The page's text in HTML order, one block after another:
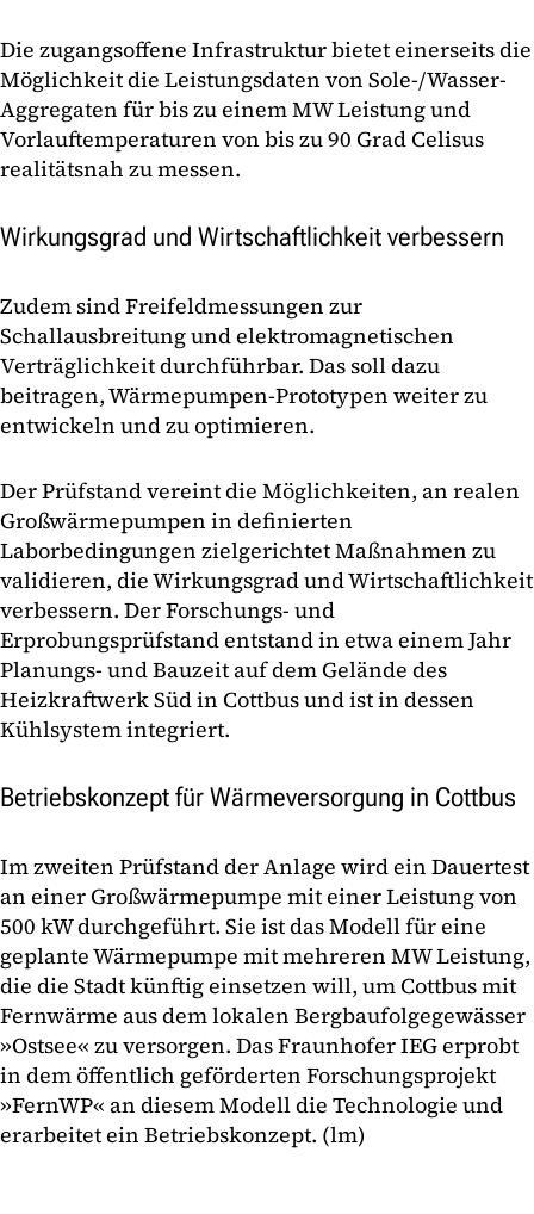
Die zugangsoffene Infrastruktur bietet einerseits die
Möglichkeit die Leistungsdaten von Sole-/Wasser-
Aggregaten für bis zu einem MW Leistung und
Vorlauftemperaturen von bis zu 90 Grad Celisus
realitätsnah zu messen.
Wirkungsgrad und Wirtschaftlichkeit verbessern
Zudem sind Freifeldmessungen zur
Schallausbreitung und elektromagnetischen
Verträglichkeit durchführbar. Das soll dazu
beitragen, Wärmepumpen-Prototypen weiter zu
entwickeln und zu optimieren.
Der Prüfstand vereint die Möglichkeiten, an realen
Großwärmepumpen in definierten
Laborbedingungen zielgerichtet Maßnahmen zu
validieren, die Wirkungsgrad und Wirtschaftlichkeit
verbessern. Der Forschungs- und
Erprobungsprüfstand entstand in etwa einem Jahr
Planungs- und Bauzeit auf dem Gelände des
Heizkraftwerk Süd in Cottbus und ist in dessen
Kühlsystem integriert.
Betriebskonzept für Wärmeversorgung in Cottbus
Im zweiten Prüfstand der Anlage wird ein Dauertest
an einer Großwärmepumpe mit einer Leistung von
500 kW durchgeführt. Sie ist das Modell für eine
geplante Wärmepumpe mit mehreren MW Leistung,
die die Stadt künftig einsetzen will, um Cottbus mit
Fernwärme aus dem lokalen Bergbaufolgegewässer
»Ostsee« zu versorgen. Das Fraunhofer IEG erprobt
in dem öffentlich geförderten Forschungsprojekt
»FernWP« an diesem Modell die Technologie und
erarbeitet ein Betriebskonzept. (lm)